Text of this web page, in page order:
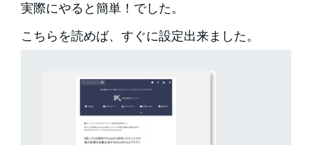
実際にやると簡単！でした。
こちらを読めば、すぐに設定出来ました。